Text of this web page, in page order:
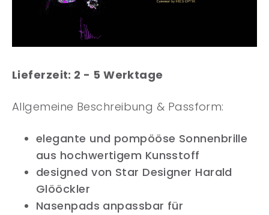
Lieferzeit: 2 - 5 Werktage
Allgemeine Beschreibung & Passform:
elegante und pompööse Sonnenbrille
aus hochwertigem Kunsstoff
designed von Star Designer Harald
Glööckler
Nasenpads anpassbar für